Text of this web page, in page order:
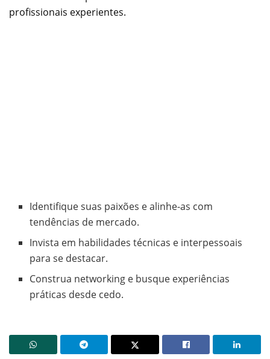
profissionais experientes.
Identifique suas paixões e alinhe-as com
tendências de mercado.
Invista em habilidades técnicas e interpessoais
para se destacar.
Construa networking e busque experiências
práticas desde cedo.